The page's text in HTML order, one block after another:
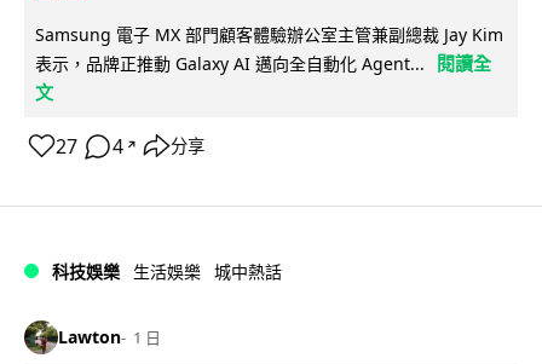
Samsung 電子 MX 部門顧客體驗辦公室主管兼副總裁 Jay Kim
表示，品牌正推動 Galaxy AI 邁向全自動化 Agent...
閱讀全
文
27 4 ↗ 分享
科技娛樂 生活娛樂 城中熱話
Lawton 1 日